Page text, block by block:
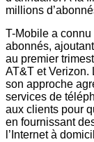
millions
T-Mobile a
abonnés,
au premier
AT&T et Verizon.
son approche
services de
aux clients pour
en fournissant
l’Internet à